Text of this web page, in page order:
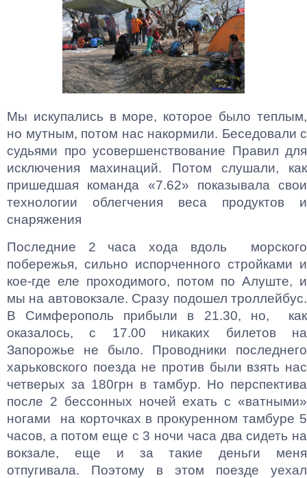
Мы искупались в море, которое было теплым,
но мутным, потом нас накормили. Беседовали с
судьями про усовершенствование Правил для
исключения махинаций. Потом слушали, как
пришедшая команда «7.62» показывала свои
технологии облегчения веса продуктов и
снаряжения
Последние 2 часа хода вдоль морского
побережья, сильно испорченного стройками и
кое-где еле проходимого, потом по Алуште, и
мы на автовокзале. Сразу подошел троллейбус.
В Симферополь прибыли в 21.30, но, как
оказалось, с 17.00 никаких билетов на
Запорожье не было. Проводники последнего
харьковского поезда не против были взять нас
четверых за 180грн в тамбур. Но перспектива
после 2 бессонных ночей ехать с «ватными»
ногами на корточках в прокуренном тамбуре 5
часов, а потом еще с 3 ночи часа два сидеть на
вокзале, еще и за такие деньги меня
отпугивала. Поэтому в этом поезде уехал